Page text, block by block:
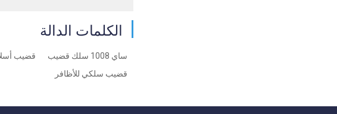
الكلمات الدالة
ساي 1008 سلك قضيب قضيب
قضيب سلكي للأظافر